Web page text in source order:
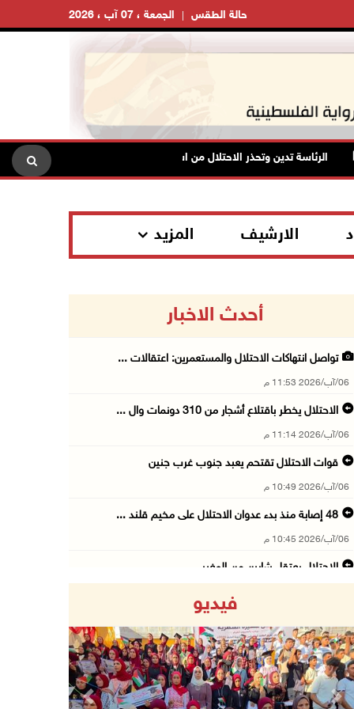
الجمعة ، 07 آب ، 2026 حالة الطقس
الرئاسة تدين وتحذر الاحتلال من استمرار حربه الشاملة على الشعب
الارشيف المزيد
أحدث الاخبار
تواصل انتهاكات الاحتلال والمستعمرين: اعتقالات ...
06/آب/2026 11:53 م
الاحتلال يخطر باقتلاع أشجار من 310 دونمات وال ...
06/آب/2026 11:14 م
قوات الاحتلال تقتحم يعبد جنوب غرب جنين
06/آب/2026 10:49 م
48 إصابة منذ بدء عدوان الاحتلال على مخيم قلند ...
06/آب/2026 10:45 م
الاحتلال يعتقل شابين من المغير
06/آب/2026 10:01 م
رئيس بلدية الخليل يطلع وفدا أميركيا على تطورا ...
06/آب/2026 09:59 م
فيديو
Previous Next